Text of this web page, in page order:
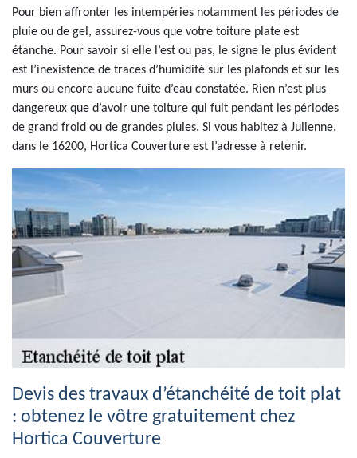
Pour bien affronter les intempéries notamment les périodes de
pluie ou de gel, assurez-vous que votre toiture plate est
étanche. Pour savoir si elle l’est ou pas, le signe le plus évident
est l’inexistence de traces d’humidité sur les plafonds et sur les
murs ou encore aucune fuite d’eau constatée. Rien n’est plus
dangereux que d’avoir une toiture qui fuit pendant les périodes
de grand froid ou de grandes pluies. Si vous habitez à Julienne,
dans le 16200, Hortica Couverture est l’adresse à retenir.
Devis des travaux d’étanchéité de toit plat
: obtenez le vôtre gratuitement chez
Hortica Couverture